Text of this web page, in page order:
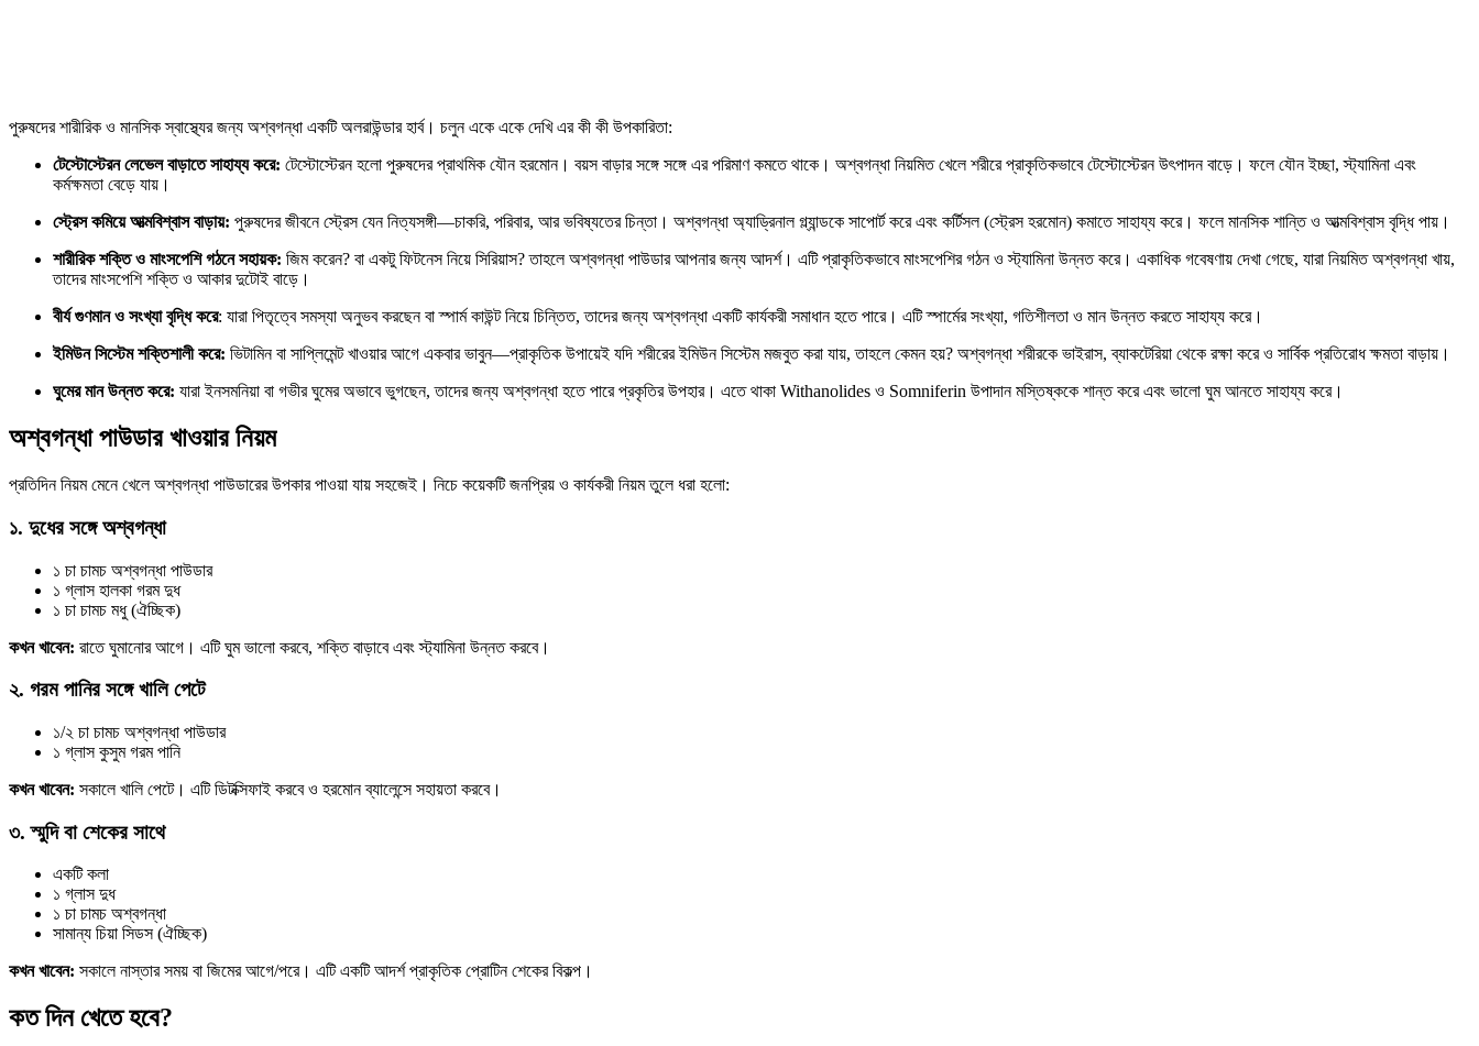
পুরুষদের শারীরিক ও মানসিক স্বাস্থ্যের জন্য অশ্বগন্ধা একটি অলরাউন্ডার হার্ব। চলুন একে একে দেখি এর কী কী উপকারিতা:
টেস্টোস্টেরন লেভেল বাড়াতে সাহায্য করে: টেস্টোস্টেরন হলো পুরুষদের প্রাথমিক যৌন হরমোন। বয়স বাড়ার সঙ্গে সঙ্গে এর পরিমাণ কমতে থাকে। অশ্বগন্ধা নিয়মিত খেলে শরীরে প্রাকৃতিকভাবে টেস্টোস্টেরন উৎপাদন বাড়ে। ফলে যৌন ইচ্ছা, স্ট্যামিনা এবং
কর্মক্ষমতা বেড়ে যায়।
স্ট্রেস কমিয়ে আত্মবিশ্বাস বাড়ায়: পুরুষদের জীবনে স্ট্রেস যেন নিত্যসঙ্গী—চাকরি, পরিবার, আর ভবিষ্যতের চিন্তা। অশ্বগন্ধা অ্যাড্রিনাল গ্ল্যান্ডকে সাপোর্ট করে এবং কর্টিসল (স্ট্রেস হরমোন) কমাতে সাহায্য করে। ফলে মানসিক শান্তি ও আত্মবিশ্বাস বৃদ্ধি পায়।
শারীরিক শক্তি ও মাংসপেশি গঠনে সহায়ক: জিম করেন? বা একটু ফিটনেস নিয়ে সিরিয়াস? তাহলে অশ্বগন্ধা পাউডার আপনার জন্য আদর্শ। এটি প্রাকৃতিকভাবে মাংসপেশির গঠন ও স্ট্যামিনা উন্নত করে। একাধিক গবেষণায় দেখা গেছে, যারা নিয়মিত অশ্বগন্ধা খায়,
তাদের মাংসপেশি শক্তি ও আকার দুটোই বাড়ে।
বীর্য গুণমান ও সংখ্যা বৃদ্ধি করে: যারা পিতৃত্বে সমস্যা অনুভব করছেন বা স্পার্ম কাউন্ট নিয়ে চিন্তিত, তাদের জন্য অশ্বগন্ধা একটি কার্যকরী সমাধান হতে পারে। এটি স্পার্মের সংখ্যা, গতিশীলতা ও মান উন্নত করতে সাহায্য করে।
ইমিউন সিস্টেম শক্তিশালী করে: ভিটামিন বা সাপ্লিমেন্ট খাওয়ার আগে একবার ভাবুন—প্রাকৃতিক উপায়েই যদি শরীরের ইমিউন সিস্টেম মজবুত করা যায়, তাহলে কেমন হয়? অশ্বগন্ধা শরীরকে ভাইরাস, ব্যাকটেরিয়া থেকে রক্ষা করে ও সার্বিক প্রতিরোধ ক্ষমতা বাড়ায়।
ঘুমের মান উন্নত করে: যারা ইনসমনিয়া বা গভীর ঘুমের অভাবে ভুগছেন, তাদের জন্য অশ্বগন্ধা হতে পারে প্রকৃতির উপহার। এতে থাকা Withanolides ও Somniferin উপাদান মস্তিষ্ককে শান্ত করে এবং ভালো ঘুম আনতে সাহায্য করে।
অশ্বগন্ধা পাউডার খাওয়ার নিয়ম
প্রতিদিন নিয়ম মেনে খেলে অশ্বগন্ধা পাউডারের উপকার পাওয়া যায় সহজেই। নিচে কয়েকটি জনপ্রিয় ও কার্যকরী নিয়ম তুলে ধরা হলো:
১. দুধের সঙ্গে অশ্বগন্ধা
১ চা চামচ অশ্বগন্ধা পাউডার
১ গ্লাস হালকা গরম দুধ
১ চা চামচ মধু (ঐচ্ছিক)
কখন খাবেন: রাতে ঘুমানোর আগে। এটি ঘুম ভালো করবে, শক্তি বাড়াবে এবং স্ট্যামিনা উন্নত করবে।
২. গরম পানির সঙ্গে খালি পেটে
১/২ চা চামচ অশ্বগন্ধা পাউডার
১ গ্লাস কুসুম গরম পানি
কখন খাবেন: সকালে খালি পেটে। এটি ডিটক্সিফাই করবে ও হরমোন ব্যালেন্সে সহায়তা করবে।
৩. স্মুদি বা শেকের সাথে
একটি কলা
১ গ্লাস দুধ
১ চা চামচ অশ্বগন্ধা
সামান্য চিয়া সিডস (ঐচ্ছিক)
কখন খাবেন: সকালে নাস্তার সময় বা জিমের আগে/পরে। এটি একটি আদর্শ প্রাকৃতিক প্রোটিন শেকের বিকল্প।
কত দিন খেতে হবে?